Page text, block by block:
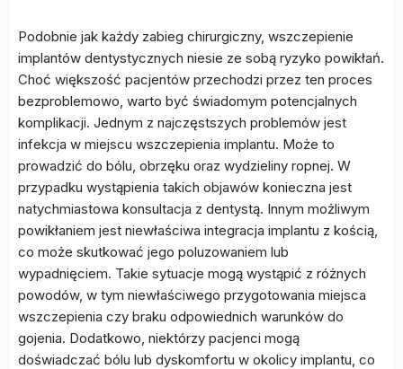
Podobnie jak każdy zabieg chirurgiczny, wszczepienie
implantów dentystycznych niesie ze sobą ryzyko powikłań.
Choć większość pacjentów przechodzi przez ten proces
bezproblemowo, warto być świadomym potencjalnych
komplikacji. Jednym z najczęstszych problemów jest
infekcja w miejscu wszczepienia implantu. Może to
prowadzić do bólu, obrzęku oraz wydzieliny ropnej. W
przypadku wystąpienia takich objawów konieczna jest
natychmiastowa konsultacja z dentystą. Innym możliwym
powikłaniem jest niewłaściwa integracja implantu z kością,
co może skutkować jego poluzowaniem lub
wypadnięciem. Takie sytuacje mogą wystąpić z różnych
powodów, w tym niewłaściwego przygotowania miejsca
wszczepienia czy braku odpowiednich warunków do
gojenia. Dodatkowo, niektórzy pacjenci mogą
doświadczać bólu lub dyskomfortu w okolicy implantu, co